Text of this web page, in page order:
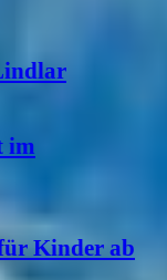
im
Kinder ab